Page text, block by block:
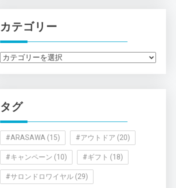
カテゴリー
カ
ー
タグ
#ARASAWA (15) #アウトドア (20)
#キャンペーン (10) #ギフト (18)
#サロンドロワイヤル(29)